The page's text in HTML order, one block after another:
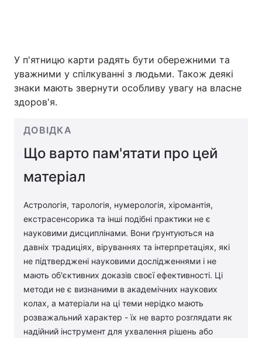
У п'ятницю карти радять бути обережними та
уважними у спілкуванні з людьми. Також деякі
знаки мають звернути особливу увагу на власне
здоров'я.
ДОВІДКА
Що варто пам'ятати про цей
матеріал
Астрологія, тарологія, нумерологія, хіромантія,
екстрасенсорика та інші подібні практики не є
науковими дисциплінами. Вони ґрунтуються на
давніх традиціях, віруваннях та інтерпретаціях, які
не підтверджені науковими дослідженнями і не
мають об'єктивних доказів своєї ефективності. Ці
методи не є визнаними в академічних наукових
колах, а матеріали на ці теми нерідко мають
розважальний характер - їх не варто розглядати як
надійний інструмент для ухвалення рішень або